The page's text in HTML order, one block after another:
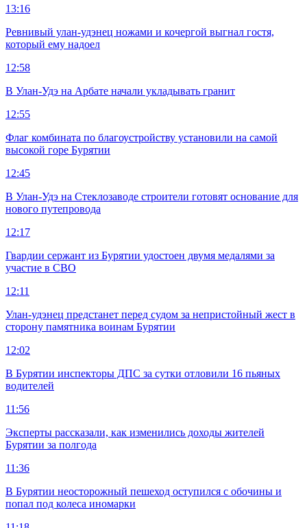
13:16
Ревнивый улан-удэнец ножами и кочергой выгнал гостя,
который ему надоел
12:58
В Улан-Удэ на Арбате начали укладывать гранит
12:55
Флаг комбината по благоустройству установили на самой
высокой горе Бурятии
12:45
В Улан-Удэ на Стеклозаводе строители готовят основание для
нового путепровода
12:17
Гвардии сержант из Бурятии удостоен двумя медалями за
участие в СВО
12:11
Улан-удэнец предстанет перед судом за непристойный жест в
сторону памятника воинам Бурятии
12:02
В Бурятии инспекторы ДПС за сутки отловили 16 пьяных
водителей
11:56
Эксперты рассказали, как изменились доходы жителей
Бурятии за полгода
11:36
В Бурятии неосторожный пешеход оступился с обочины и
попал под колеса иномарки